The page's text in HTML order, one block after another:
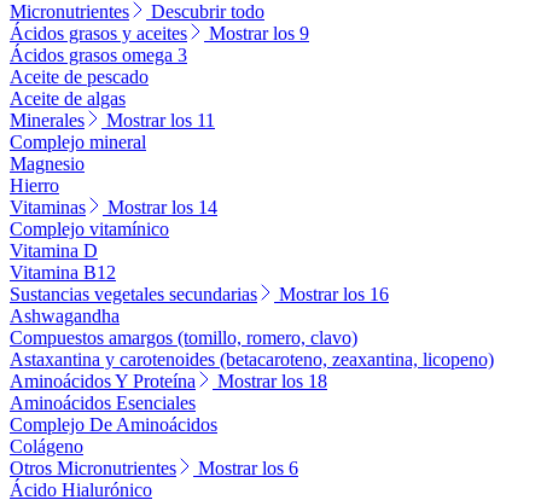
Micronutrientes
Descubrir todo
Ácidos grasos y aceites
Mostrar los 9
Ácidos grasos omega 3
Aceite de pescado
Aceite de algas
Minerales
Mostrar los 11
Complejo mineral
Magnesio
Hierro
Vitaminas
Mostrar los 14
Complejo vitamínico
Vitamina D
Vitamina B12
Sustancias vegetales secundarias
Mostrar los 16
Ashwagandha
Compuestos amargos (tomillo, romero, clavo)
Astaxantina y carotenoides (betacaroteno, zeaxantina, licopeno)
Aminoácidos Y Proteína
Mostrar los 18
Aminoácidos Esenciales
Complejo De Aminoácidos
Colágeno
Otros Micronutrientes
Mostrar los 6
Ácido Hialurónico